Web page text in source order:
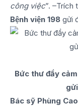
công việc”. –Trích
Bệnh viện 198 gửi
Bức thư đầy
Bác sỹ Phùng